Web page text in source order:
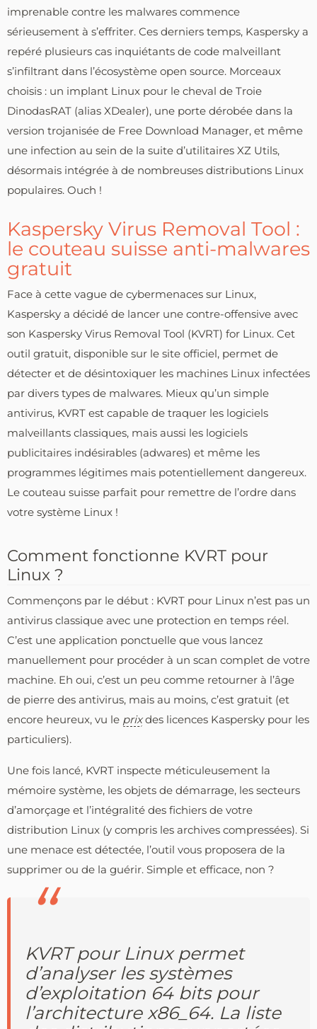
imprenable contre les malwares commence
sérieusement à s’effriter. Ces derniers temps, Kaspersky a
repéré plusieurs cas inquiétants de code malveillant
s’infiltrant dans l’écosystème open source. Morceaux
choisis : un implant Linux pour le cheval de Troie
DinodasRAT (alias XDealer), une porte dérobée dans la
version trojanisée de Free Download Manager, et même
une infection au sein de la suite d’utilitaires XZ Utils,
désormais intégrée à de nombreuses distributions Linux
populaires. Ouch !
Kaspersky Virus Removal Tool :
le couteau suisse anti-malwares
gratuit
Face à cette vague de cybermenaces sur Linux,
Kaspersky a décidé de lancer une contre-offensive avec
son Kaspersky Virus Removal Tool (KVRT) for Linux. Cet
outil gratuit, disponible sur le site officiel, permet de
détecter et de désintoxiquer les machines Linux infectées
par divers types de malwares. Mieux qu’un simple
antivirus, KVRT est capable de traquer les logiciels
malveillants classiques, mais aussi les logiciels
publicitaires indésirables (adwares) et même les
programmes légitimes mais potentiellement dangereux.
Le couteau suisse parfait pour remettre de l’ordre dans
votre système Linux !
Comment fonctionne KVRT pour
Linux ?
Commençons par le début : KVRT pour Linux n’est pas un
antivirus classique avec une protection en temps réel.
C’est une application ponctuelle que vous lancez
manuellement pour procéder à un scan complet de votre
machine. Eh oui, c’est un peu comme retourner à l’âge
de pierre des antivirus, mais au moins, c’est gratuit (et
encore heureux, vu le prixdes licences Kaspersky pour les
particuliers).
Une fois lancé, KVRT inspecte méticuleusement la
mémoire système, les objets de démarrage, les secteurs
d’amorçage et l’intégralité des fichiers de votre
distribution Linux (y compris les archives compressées). Si
une menace est détectée, l’outil vous proposera de la
supprimer ou de la guérir. Simple et efficace, non ?
KVRT pour Linux permet
d’analyser les systèmes
d’exploitation 64 bits pour
l’architecture x86_64. La liste